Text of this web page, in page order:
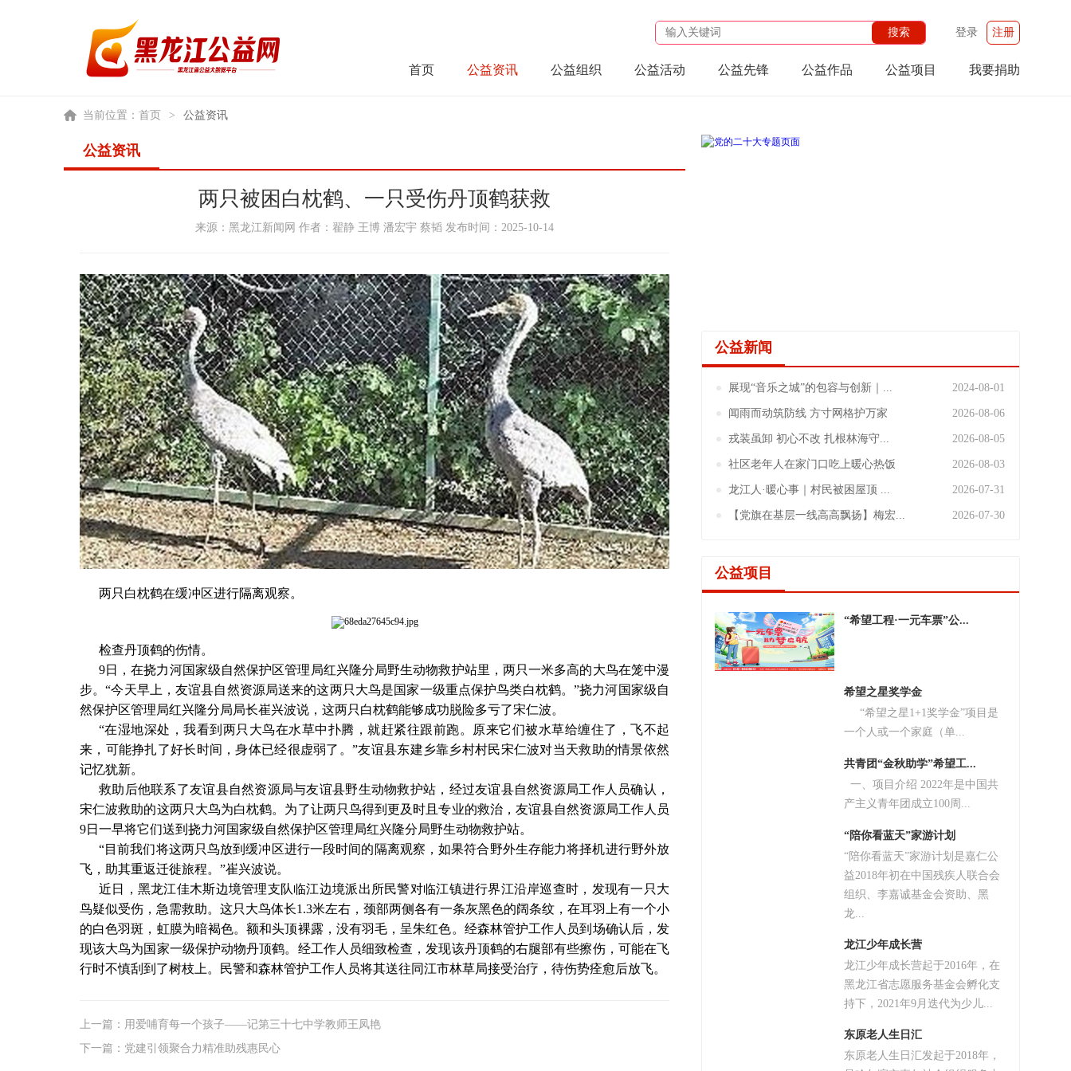
登录 注册
首页 公益资讯 公益组织 公益活动 公益先锋 公益作品 公益项目 我要捐助
当前位置： 首页 > 公益资讯
公益新闻
2024-08-01
展现“音乐之城”的包容与创新｜...
2026-08-06
闻雨而动筑防线 方寸网格护万家
2026-08-05
戎装虽卸 初心不改 扎根林海守...
2026-08-03
社区老年人在家门口吃上暖心热饭
2026-07-31
龙江人·暖心事｜村民被困屋顶 ...
2026-07-30
【党旗在基层一线高高飘扬】梅宏...
公益项目
“希望工程·一元车票”公...
希望之星奖学金
“希望之星1+1奖学金”项目是
一个人或一个家庭（单...
共青团“金秋助学”希望工...
一、项目介绍 2022年是中国共
产主义青年团成立100周...
“陪你看蓝天”家游计划
“陪你看蓝天”家游计划是嘉仁公
益2018年初在中国残疾人联合会
组织、李嘉诚基金会资助、黑
龙...
龙江少年成长营
龙江少年成长营起于2016年，在
黑龙江省志愿服务基金会孵化支
持下，2021年9月迭代为少儿...
东原老人生日汇
东原老人生日汇发起于2018年，
公益资讯
两只被困白枕鹤、一只受伤丹顶鹤获救
来源：黑龙江新闻网 作者：翟静 王博 潘宏宇 蔡韬 发布时间：2025-10-14
两只白枕鹤在缓冲区进行隔离观察。
检查丹顶鹤的伤情。
9日，在挠力河国家级自然保护区管理局红兴隆分局野生动物救护站里，两只一米多高的大鸟在笼中漫
步。“今天早上，友谊县自然资源局送来的这两只大鸟是国家一级重点保护鸟类白枕鹤。”挠力河国家级自
然保护区管理局红兴隆分局局长崔兴波说，这两只白枕鹤能够成功脱险多亏了宋仁波。
“在湿地深处，我看到两只大鸟在水草中扑腾，就赶紧往跟前跑。原来它们被水草给缠住了，飞不起
来，可能挣扎了好长时间，身体已经很虚弱了。”友谊县东建乡靠乡村村民宋仁波对当天救助的情景依然
记忆犹新。
救助后他联系了友谊县自然资源局与友谊县野生动物救护站，经过友谊县自然资源局工作人员确认，
宋仁波救助的这两只大鸟为白枕鹤。为了让两只鸟得到更及时且专业的救治，友谊县自然资源局工作人员
9日一早将它们送到挠力河国家级自然保护区管理局红兴隆分局野生动物救护站。
“目前我们将这两只鸟放到缓冲区进行一段时间的隔离观察，如果符合野外生存能力将择机进行野外放
飞，助其重返迁徙旅程。”崔兴波说。
近日，黑龙江佳木斯边境管理支队临江边境派出所民警对临江镇进行界江沿岸巡查时，发现有一只大
鸟疑似受伤，急需救助。这只大鸟体长1.3米左右，颈部两侧各有一条灰黑色的阔条纹，在耳羽上有一个小
的白色羽斑，虹膜为暗褐色。额和头顶裸露，没有羽毛，呈朱红色。经森林管护工作人员到场确认后，发
现该大鸟为国家一级保护动物丹顶鹤。经工作人员细致检查，发现该丹顶鹤的右腿部有些擦伤，可能在飞
行时不慎刮到了树枝上。民警和森林管护工作人员将其送往同江市林草局接受治疗，待伤势痊愈后放飞。
上一篇：用爱哺育每一个孩子——记第三十七中学教师王凤艳
下一篇：党建引领聚合力精准助残惠民心